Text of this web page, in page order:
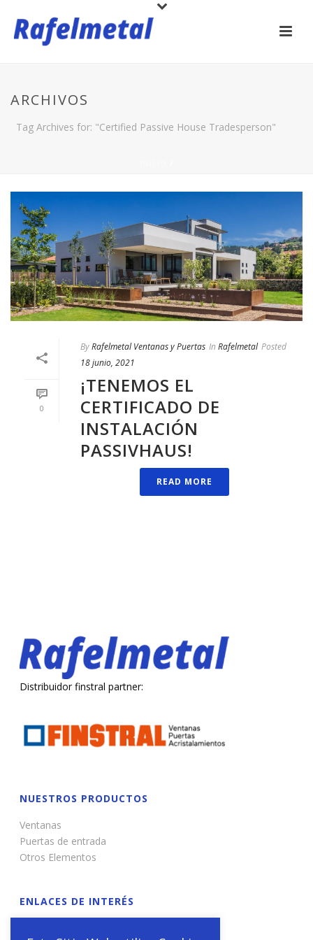
ARCHIVOS
Tag Archives for: "Certified Passive House Tradesperson"
0
ByRafelmetal Ventanas y Puertas In Rafelmetal Posted
18 junio, 2021
¡TENEMOS EL
CERTIFICADO DE
INSTALACIÓN
PASSIVHAUS!
READ MORE
Distribuidor finstral partner:
NUESTROS PRODUCTOS
Ventanas
Puertas de entrada
Otros Elementos
ENLACES DE INTERÉS